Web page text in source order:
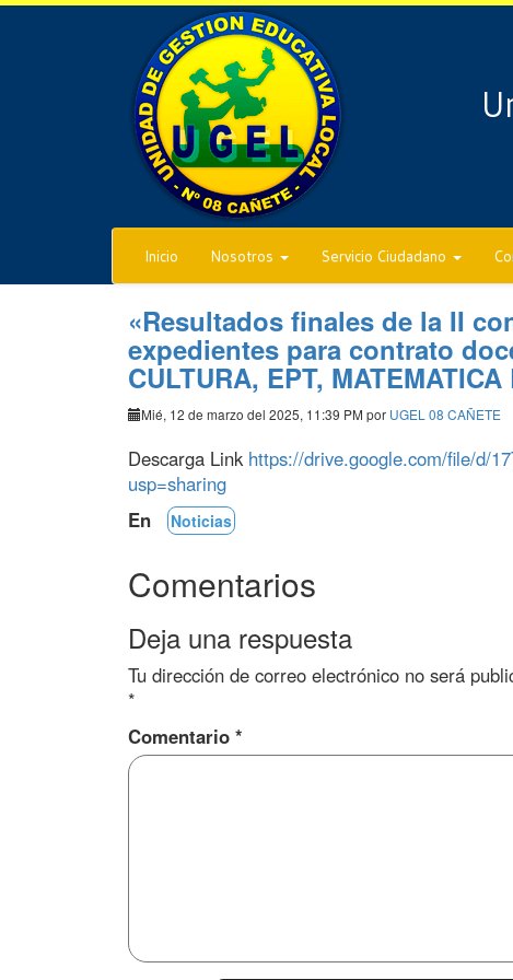
Inicio Nosotros Servicio Ciudadano
«Resultados finales de la II
expedientes para contrato
CULTURA, EPT,
Mié, 12 de marzo del 2025, 11:39 PM por UGEL 08 CAÑETE
Descarga Link https://drive.google.com/file/d/
usp=sharing
En
Noticias
Comentarios
Deja una respuesta
Tu dirección de correo electrónico no será
*
Comentario *